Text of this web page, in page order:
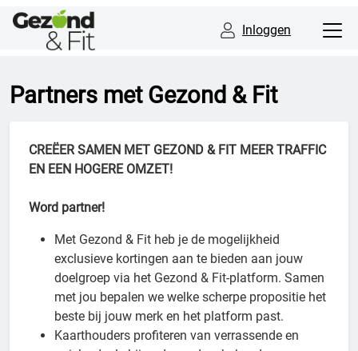
Inloggen
Partners met Gezond & Fit
CREËER SAMEN MET GEZOND & FIT MEER TRAFFIC
EN EEN HOGERE OMZET!
Word partner!
Met Gezond & Fit heb je de mogelijkheid
exclusieve kortingen aan te bieden aan jouw
doelgroep via het Gezond & Fit-platform. Samen
met jou bepalen we welke scherpe propositie het
beste bij jouw merk en het platform past.
Kaarthouders profiteren van verrassende en